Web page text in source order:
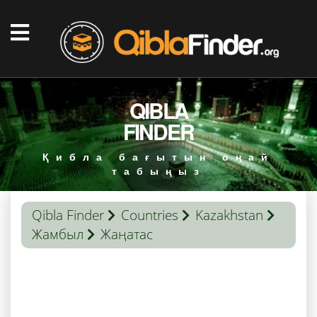
QIBLA
FINDER
Қибла бағытын оңай
табыңыз
Qibla Finder Countries
Kazakhstan
Жамбыл
Жаңатас